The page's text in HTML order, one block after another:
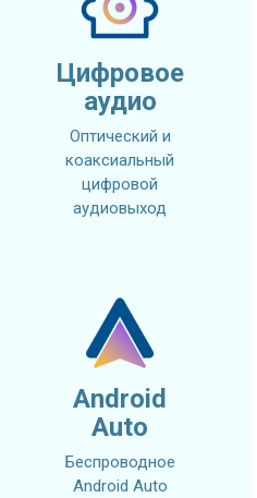
Цифровое
аудио
Оптический и
коаксиальный
цифровой
аудиовыход
Android
Auto
Беспроводное
Android Auto